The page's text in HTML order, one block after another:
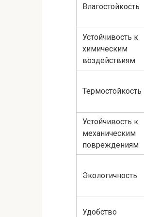
Влагостойкость
Устойчивость к
химическим
воздействиям
Термостойкость
Устойчивость к
механическим
повреждениям
Экологичность
Удобство